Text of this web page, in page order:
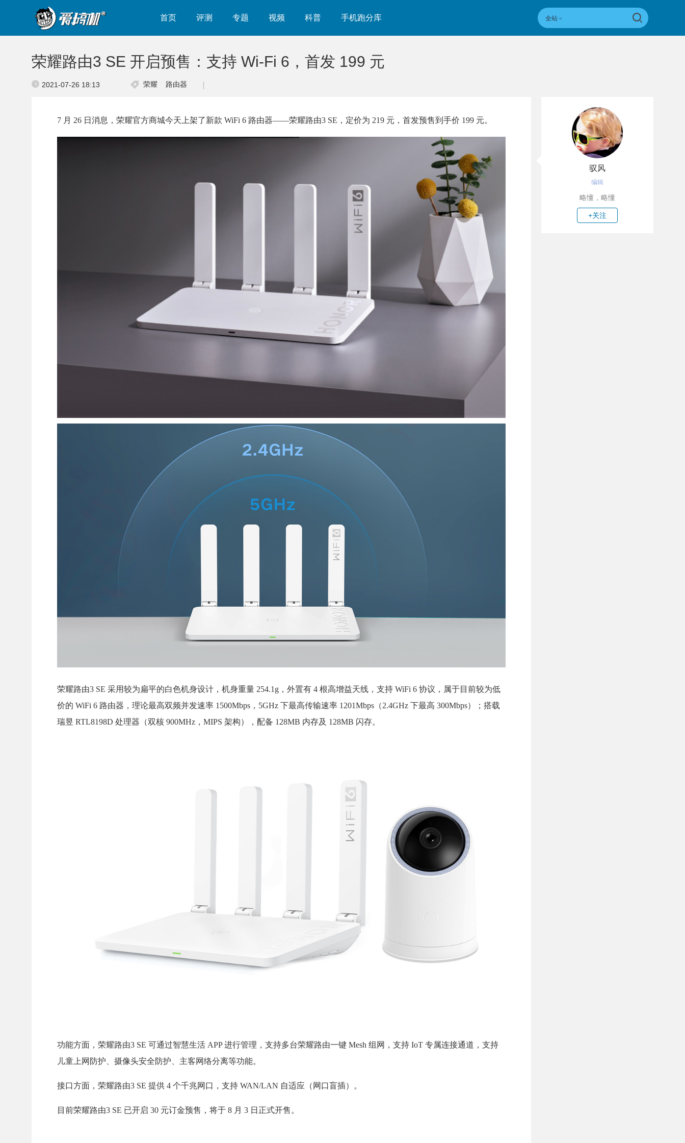
首页 评测 专题 视频 科普 手机跑分库 全站
荣耀路由3 SE 开启预售：支持 Wi-Fi 6，首发 199 元
2021-07-26 18:13 荣耀 路由器
7 月 26 日消息，荣耀官方商城今天上架了新款 WiFi 6 路由器——荣耀路由3 SE，定价为 219 元，首发预售到手价 199 元。
荣耀路由3 SE 采用较为扁平的白色机身设计，机身重量 254.1g，外置有 4 根高增益天线，支持 WiFi 6 协议，属于目前较为低
价的 WiFi 6 路由器，理论最高双频并发速率 1500Mbps，5GHz 下最高传输速率 1201Mbps（2.4GHz 下最高 300Mbps）；搭载
瑞昱 RTL8198D 处理器（双核 900MHz，MIPS 架构），配备 128MB 内存及 128MB 闪存。
功能方面，荣耀路由3 SE 可通过智慧生活 APP 进行管理，支持多台荣耀路由一键 Mesh 组网，支持 IoT 专属连接通道，支持
儿童上网防护、摄像头安全防护、主客网络分离等功能。
接口方面，荣耀路由3 SE 提供 4 个千兆网口，支持 WAN/LAN 自适应（网口盲插）。
目前荣耀路由3 SE 已开启 30 元订金预售，将于 8 月 3 日正式开售。
驭风
编辑
略懂，略懂
+关注